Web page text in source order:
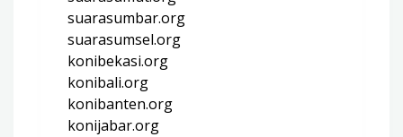
suarasumbar.org
suarasumsel.org
konibekasi.org
konibali.org
konibanten.org
konijabar.org